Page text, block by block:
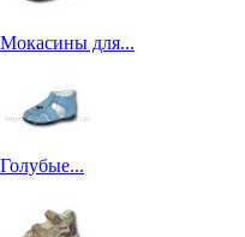
Мокасины для...
Голубые...